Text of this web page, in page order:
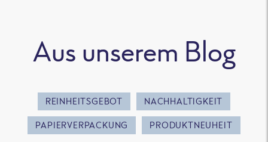
Aus unserem Blog
REINHEITSGEBOT NACHHALTIGKEIT
PAPIERVERPACKUNG PRODUKTNEUHEIT